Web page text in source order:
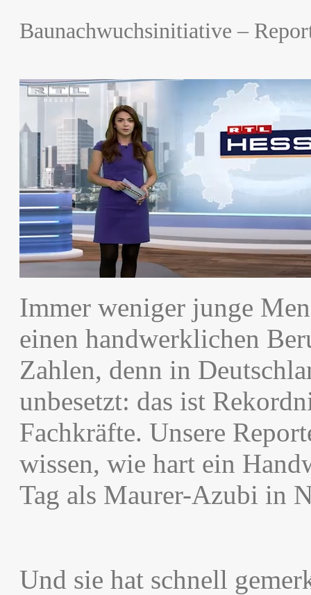
Baunachwuchsinitiative –
Immer weniger junge
einen handwerklichen
Zahlen, denn in
unbesetzt: das ist
Fachkräfte. Unsere
wissen, wie hart ein
Tag als Maurer-Azubi in
Und sie hat schnell